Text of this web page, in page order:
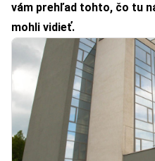
vám prehľad tohto, čo tu
mohli vidieť.